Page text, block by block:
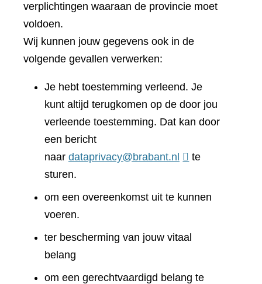
verplichtingen waaraan de provincie moet
voldoen.
Wij kunnen jouw gegevens ook in de
volgende gevallen verwerken:
Je hebt toestemming verleend. Je
kunt altijd terugkomen op de door jou
verleende toestemming. Dat kan door
een bericht
naar dataprivacy@brabant.nl
te
sturen.
om een overeenkomst uit te kunnen
voeren.
ter bescherming van jouw vitaal
belang
om een gerechtvaardigd belang te